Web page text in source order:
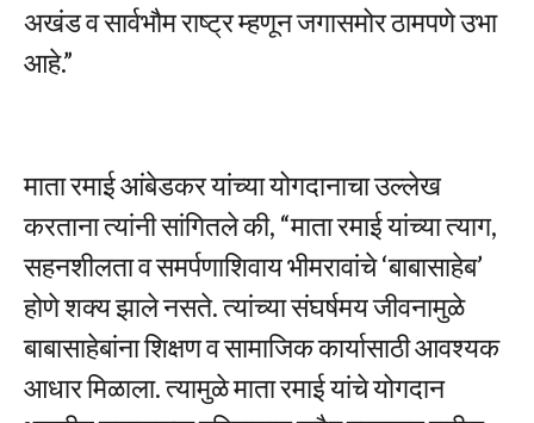
अखंड व सार्वभौम राष्ट्र म्हणून जगासमोर ठामपणे उभा
आहे.”
माता रमाई आंबेडकर यांच्या योगदानाचा उल्लेख
करताना त्यांनी सांगितले की, “माता रमाई यांच्या त्याग,
सहनशीलता व समर्पणाशिवाय भीमरावांचे ‘बाबासाहेब’
होणे शक्य झाले नसते. त्यांच्या संघर्षमय जीवनामुळे
बाबासाहेबांना शिक्षण व सामाजिक कार्यासाठी आवश्यक
आधार मिळाला. त्यामुळे माता रमाई यांचे योगदान